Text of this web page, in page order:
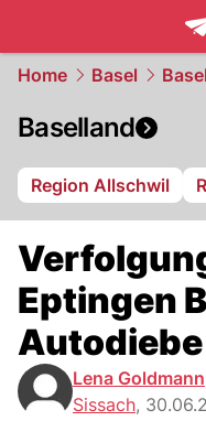
Home Basel
Baselland
Region Allschwil
Eptingen
Lena Goldmann
Sissach,